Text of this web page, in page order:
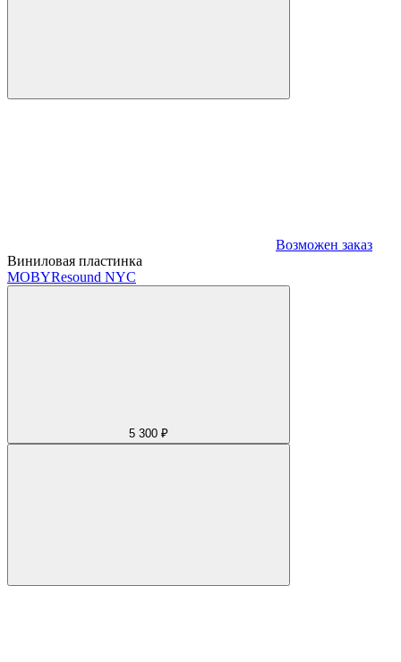
Возможен заказ
Виниловая пластинка
MOBYResound NYC
5 300 ₽